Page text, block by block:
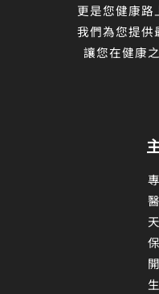
更是您健康路
我們為您提供
讓您在健康